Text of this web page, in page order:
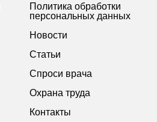
Политика обработки
персональных данных
Новости
Статьи
Спроси врача
Охрана труда
Контакты